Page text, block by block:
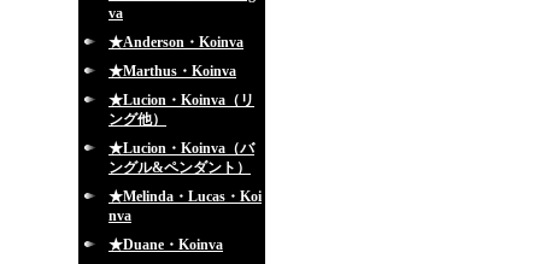
va
★Anderson・Koinva
★Marthus・Koinva
★Lucion・Koinva（リ
ング他）
★Lucion・Koinva（バ
ングル&ペンダント）
★Melinda・Lucas・Koi
nva
★Duane・Koinva